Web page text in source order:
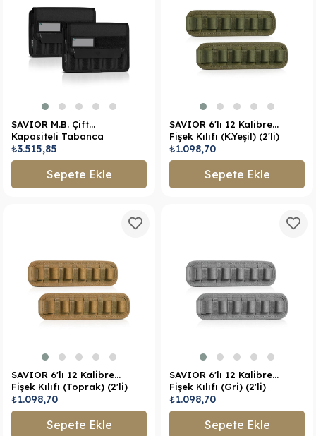
SAVIOR M.B. Çift
Kapasiteli Tabanca
Şarjör Kılıfı (Siyah)
₺3.515,85
Sepete Ekle
SAVIOR 6'lı 12 Kalibre
Fişek Kılıfı (K.Yeşil) (2'li)
₺1.098,70
Sepete Ekle
SAVIOR 6'lı 12 Kalibre
Fişek Kılıfı (Toprak) (2'li)
₺1.098,70
Sepete Ekle
SAVIOR 6'lı 12 Kalibre
Fişek Kılıfı (Gri) (2'li)
₺1.098,70
Sepete Ekle